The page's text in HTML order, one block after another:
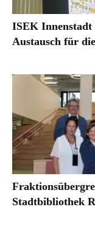
ISEK
Austausch für
Stadtbibliothek